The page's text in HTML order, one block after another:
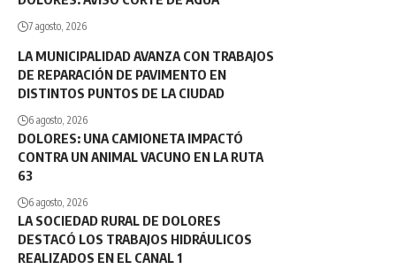
7 agosto, 2026
LA MUNICIPALIDAD AVANZA CON TRABAJOS
DE REPARACIÓN DE PAVIMENTO EN
DISTINTOS PUNTOS DE LA CIUDAD
6 agosto, 2026
DOLORES: UNA CAMIONETA IMPACTÓ
CONTRA UN ANIMAL VACUNO EN LA RUTA
63
6 agosto, 2026
LA SOCIEDAD RURAL DE DOLORES
DESTACÓ LOS TRABAJOS HIDRÁULICOS
REALIZADOS EN EL CANAL 1